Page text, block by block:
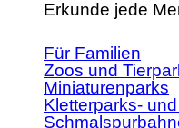
Erkunde jede
Für Familien
Zoos und
Miniaturenparks
Kletterparks-